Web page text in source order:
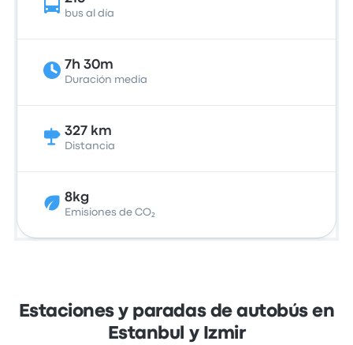
bus al día
7h 30m
Duración media
327 km
Distancia
8kg
Emisiones de CO₂
Estaciones y paradas de autobús en
Estanbul y Izmir